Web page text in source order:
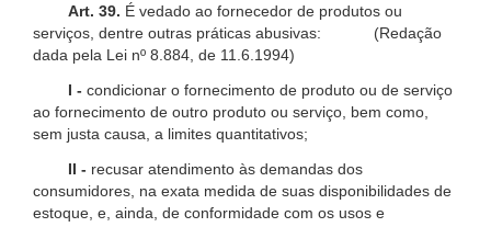
Art. 39. É vedado ao fornecedor de produtos ou
serviços, dentre outras práticas abusivas: (Redação
dada pela Lei nº 8.884, de 11.6.1994)
I - condicionar o fornecimento de produto ou de serviço
ao fornecimento de outro produto ou serviço, bem como,
sem justa causa, a limites quantitativos;
II - recusar atendimento às demandas dos
consumidores, na exata medida de suas disponibilidades de
estoque, e, ainda, de conformidade com os usos e